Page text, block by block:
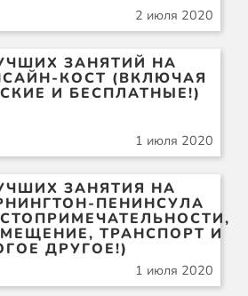
2 июля 2020
ЗАНЯТИЙ НА
КОСТ (ВКЛЮЧАЯ
И БЕСПЛАТНЫЕ!)
1 июля 2020
ЗАНЯТИЯ НА
ПЕНИНСУЛА
ТРАНСПОРТ И
ДРУГОЕ!)
1 июля 2020